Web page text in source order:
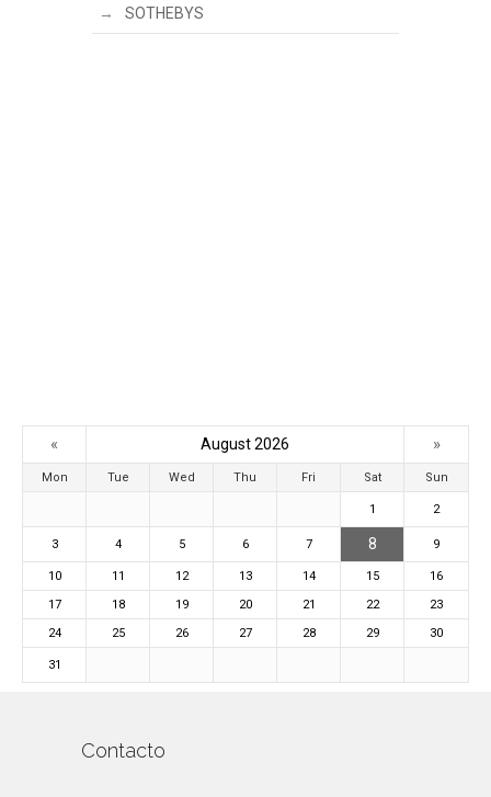
SOTHEBYS
« August 2026 »
Mon Tue Wed Thu Fri Sat Sun
1 2
3 4 5 6 7 8 9
10 11 12 13 14 15
16
17
18 19 20 21 22
23
24
25 26 27 28 29 30
31
Contacto